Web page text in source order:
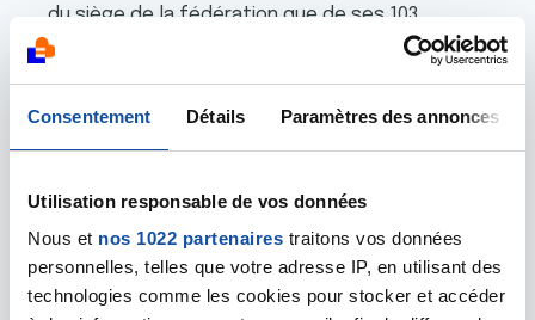
Consentement Détails Paramètres des annonces
Utilisation responsable de vos données
Nous et nos 1022 partenaires traitons vos données
personnelles, telles que votre adresse IP, en utilisant des
technologies comme les cookies pour stocker et accéder
du siège de la fédération que de ses 103
comités.